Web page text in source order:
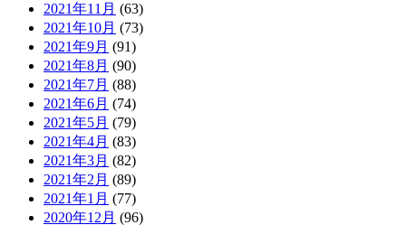
2021年11月 (63)
2021年10月 (73)
2021年9月 (91)
2021年8月 (90)
2021年7月 (88)
2021年6月 (74)
2021年5月 (79)
2021年4月 (83)
2021年3月 (82)
2021年2月 (89)
2021年1月 (77)
2020年12月 (96)